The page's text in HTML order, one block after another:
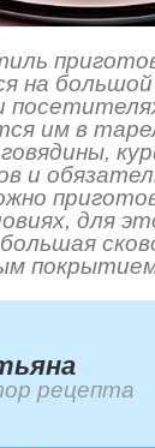
на
им в
и
для
рецепта